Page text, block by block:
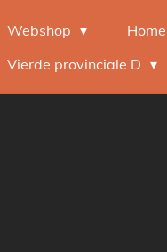
Webshop Home
Vierde provinciale D